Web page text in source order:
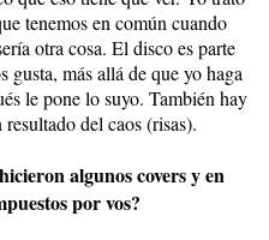
tenemos en común cuando
otra cosa. El disco es parte
gusta, más allá de que yo haga
le pone lo suyo. También hay
del caos (risas).
algunos covers y en
por vos?